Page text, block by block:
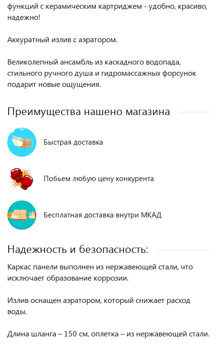
функций с керамическим картриджем - удобно, красиво,
надежно!
Аккуратный излив с аэратором.
Великолепный ансамбль из каскадного водопада,
стильного ручного душа и гидромассажных форсунок
подарит новые ощущения.
Преимущества нашено магазина
Быстрая доставка
Побьем любую цену конкурента
Бесплатная доставка внутри МКАД
Надежность и безопасность:
Каркас панели выполнен из нержавеющей стали, что
исключает образование коррозии.
Излив оснащен аэратором, который снижает расход
воды.
Длина шланга – 150 см, оплетка – из нержавеющей стали.